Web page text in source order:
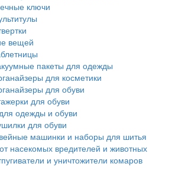
ключи
вещей
пакеты для одежды
для косметики
для обуви
для обуви
одежды и обуви
для обуви
машинки и наборы для шитья
насекомых вредителей и животных
и уничтожители комаров